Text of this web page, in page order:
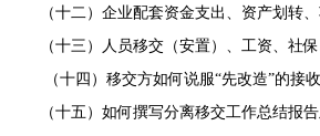
（十二）企业配套资金支出、资产划转
（十三）人员移交（安置）、工资、社
（十四）移交方如何说服“先改造”的接
（十五）如何撰写分离移交工作总结报